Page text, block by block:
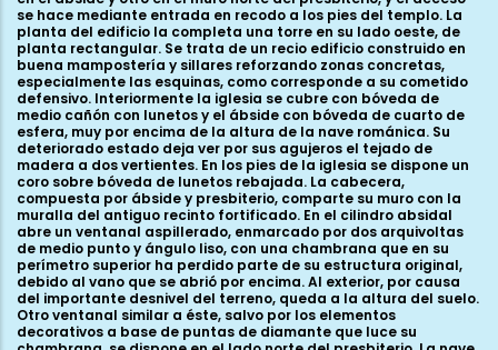
se hace mediante entrada en recodo a los pies del templo. La
planta del edificio la completa una torre en su lado oeste, de
planta rectangular. Se trata de un recio edificio construido en
buena mampostería y sillares reforzando zonas concretas,
especialmente las esquinas, como corresponde a su cometido
defensivo. Interiormente la iglesia se cubre con bóveda de
medio cañón con lunetos y el ábside con bóveda de cuarto de
esfera, muy por encima de la altura de la nave románica. Su
deteriorado estado deja ver por sus agujeros el tejado de
madera a dos vertientes. En los pies de la iglesia se dispone un
coro sobre bóveda de lunetos rebajada. La cabecera,
compuesta por ábside y presbiterio, comparte su muro con la
muralla del antiguo recinto fortificado. En el cilindro absidal
abre un ventanal aspillerado, enmarcado por dos arquivoltas
de medio punto y ángulo liso, con una chambrana que en su
perímetro superior ha perdido parte de su estructura original,
debido al vano que se abrió por encima. Al exterior, por causa
del importante desnivel del terreno, queda a la altura del suelo.
Otro ventanal similar a éste, salvo por los elementos
decorativos a base de puntas de diamante que luce su